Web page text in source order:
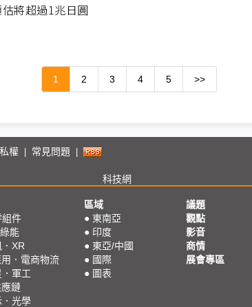
將超過1兆日圓
1 2 3 4 5 >>
權 常見問題
科技網
組件
能
XR
．電商物流
軍工
鏈
光學
區域
● 東南亞
● 印度
● 東亞/中國
● 國際
● 圖表
議題
觀點
影音
商情
展會專區